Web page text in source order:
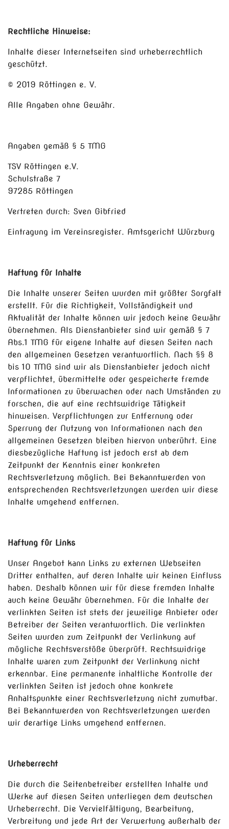
Rechtliche Hinweise:
Inhalte dieser Internetseiten sind urheberrechtlich
geschützt.
© 2019 Röttingen e. V.
Alle Angaben ohne Gewähr.
Angaben gemäß § 5 TMG
TSV Röttingen e.V.
Schulstraße 7
97285 Röttingen
Vertreten durch: Sven Gibfried
Eintragung im Vereinsregister. Amtsgericht Würzburg
Haftung für Inhalte
Die Inhalte unserer Seiten wurden mit größter Sorgfalt
erstellt. Für die Richtigkeit, Vollständigkeit und
Aktualität der Inhalte können wir jedoch keine Gewähr
übernehmen. Als Dienstanbieter sind wir gemäß § 7
Abs.1 TMG für eigene Inhalte auf diesen Seiten nach
den allgemeinen Gesetzen verantwortlich. Nach §§ 8
bis 10 TMG sind wir als Dienstanbieter jedoch nicht
verpflichtet, übermittelte oder gespeicherte fremde
Informationen zu überwachen oder nach Umständen zu
forschen, die auf eine rechtswidrige Tätigkeit
hinweisen. Verpflichtungen zur Entfernung oder
Sperrung der Nutzung von Informationen nach den
allgemeinen Gesetzen bleiben hiervon unberührt. Eine
diesbezügliche Haftung ist jedoch erst ab dem
Zeitpunkt der Kenntnis einer konkreten
Rechtsverletzung möglich. Bei Bekanntwerden von
entsprechenden Rechtsverletzungen werden wir diese
Inhalte umgehend entfernen.
Haftung für Links
Unser Angebot kann Links zu externen Webseiten
Dritter enthalten, auf deren Inhalte wir keinen Einfluss
haben. Deshalb können wir für diese fremden Inhalte
auch keine Gewähr übernehmen. Für die Inhalte der
verlinkten Seiten ist stets der jeweilige Anbieter oder
Betreiber der Seiten verantwortlich. Die verlinkten
Seiten wurden zum Zeitpunkt der Verlinkung auf
mögliche Rechtsverstöße überprüft. Rechtswidrige
Inhalte waren zum Zeitpunkt der Verlinkung nicht
erkennbar. Eine permanente inhaltliche Kontrolle der
verlinkten Seiten ist jedoch ohne konkrete
Anhaltspunkte einer Rechtsverletzung nicht zumutbar.
Bei Bekanntwerden von Rechtsverletzungen werden
wir derartige Links umgehend entfernen.
Urheberrecht
Die durch die Seitenbetreiber erstellten Inhalte und
Werke auf diesen Seiten unterliegen dem deutschen
Urheberrecht. Die Vervielfältigung, Bearbeitung,
Verbreitung und jede Art der Verwertung außerhalb der